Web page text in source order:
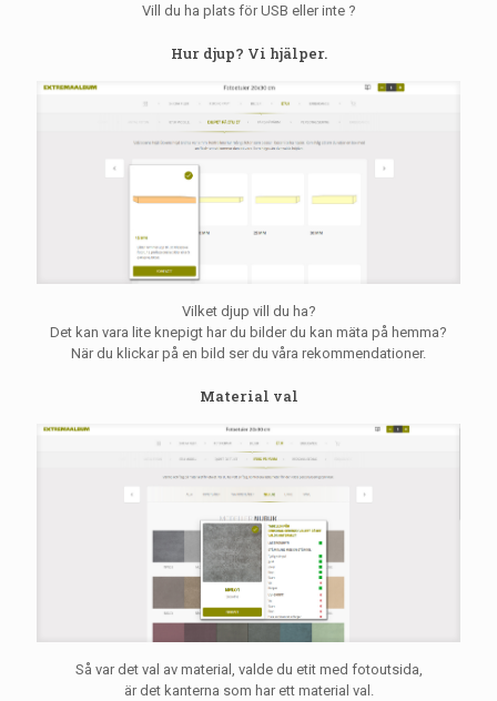
Vill du ha plats för USB eller inte ?
Hur djup? Vi hjälper.
Vilket djup vill du ha?
Det kan vara lite knepigt har du bilder du kan mäta på hemma?
När du klickar på en bild ser du våra rekommendationer.
Material val
Så var det val av material, valde du etit med fotoutsida,
är det kanterna som har ett material val.